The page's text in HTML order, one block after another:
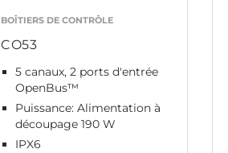
BOÎTIERS DE CONTRÔLE
CO53
5 canaux, 2 ports d'entrée
OpenBus™
Puissance: Alimentation à
découpage 190 W
IPX6